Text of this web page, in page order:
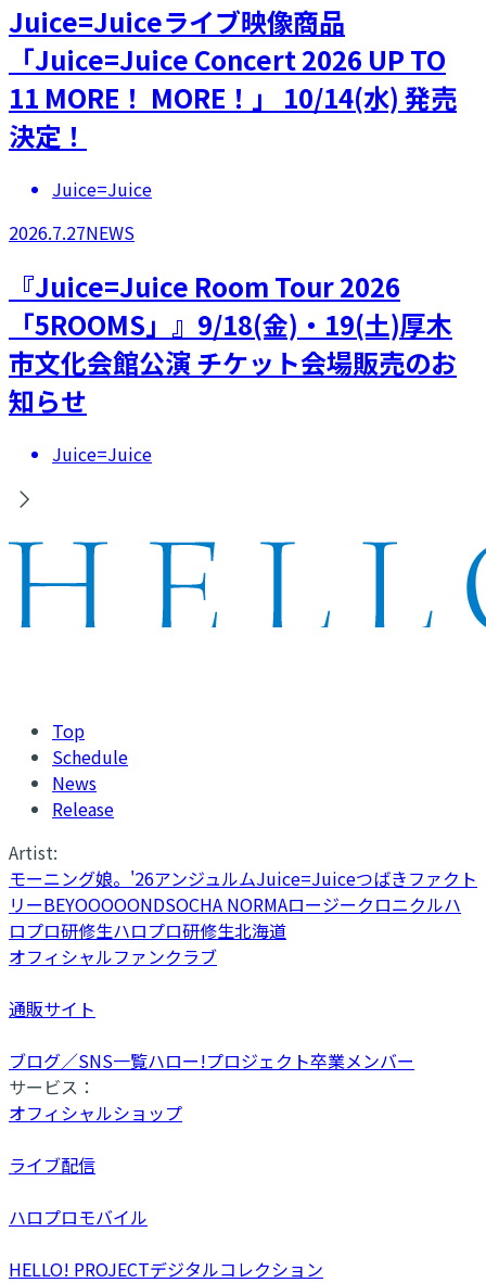
Juice=Juiceライブ映像商品
「Juice=Juice Concert 2026 UP TO
11 MORE！ MORE！」 10/14(水) 発売
決定！
Juice=Juice
2026.7.27NEWS
『Juice=Juice Room Tour 2026
「5ROOMS」』9/18(金)・19(土)厚木
市文化会館公演 チケット会場販売のお
知らせ
Juice=Juice
Top
Schedule
News
Release
Artist:
モーニング娘。'26アンジュルムJuice=Juiceつばきファクト
リーBEYOOOOONDSOCHA NORMAロージークロニクルハ
ロプロ研修生ハロプロ研修生北海道
オフィシャルファンクラブ
通販サイト
ブログ／SNS一覧ハロー!プロジェクト卒業メンバー
サービス：
オフィシャルショップ
ライブ配信
ハロプロモバイル
HELLO! PROJECTデジタルコレクション